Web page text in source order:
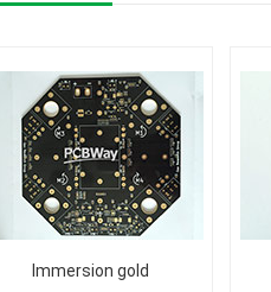
Immersion gold